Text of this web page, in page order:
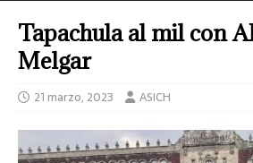
Tapachula al mil con
Melgar
21 marzo, 2023 ASICH